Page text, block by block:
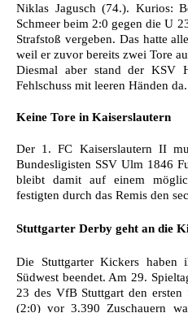
Niklas Jagusch (74.). Kurios:
Schmeer beim 2:0 gegen die U
Strafstoß vergeben. Das hatte
weil er zuvor bereits zwei Tore
Diesmal aber stand der KSV
Fehlschuss mit leeren Händen da.
Keine Tore in Kaiserslautern
Der 1. FC Kaiserslautern II
Bundesligisten SSV Ulm 1846
bleibt damit auf einem
festigten durch das Remis den
Stuttgarter Derby geht an die
Die Stuttgarter Kickers haben
Südwest beendet. Am 29.
23 des VfB Stuttgart den ersten
(2:0) vor 3.390 Zuschauern